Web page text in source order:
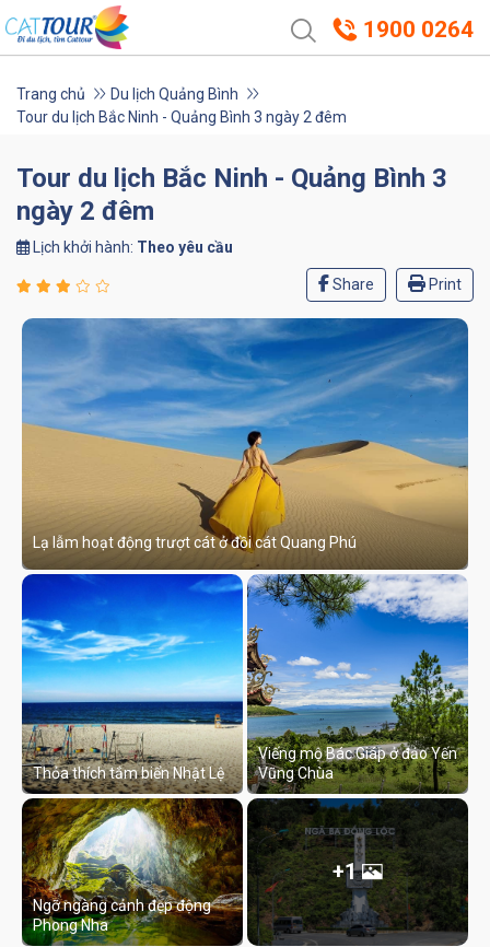
1900 0264
Trang chủ
Du lịch Quảng Bình
Tour du lịch Bắc Ninh - Quảng Bình 3 ngày 2 đêm
Tour du lịch Bắc Ninh - Quảng Bình 3
ngày 2 đêm
Lịch khởi hành: Theo yêu cầu
Share Print
Lạ lẫm hoạt động trượt cát ở đồi cát Quang Phú
Thỏa thích tắm biển Nhật Lệ
Viếng mộ Bác Giáp ở đảo Yến
Vũng Chùa
Ngỡ ngàng cảnh đẹp động
Phong Nha
+1